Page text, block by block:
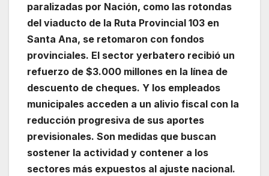
paralizadas por Nación, como las rotondas
del viaducto de la Ruta Provincial 103 en
Santa Ana, se retomaron con fondos
provinciales. El sector yerbatero recibió un
refuerzo de $3.000 millones en la línea de
descuento de cheques. Y los empleados
municipales acceden a un alivio fiscal con la
reducción progresiva de sus aportes
previsionales. Son medidas que buscan
sostener la actividad y contener a los
sectores más expuestos al ajuste nacional.